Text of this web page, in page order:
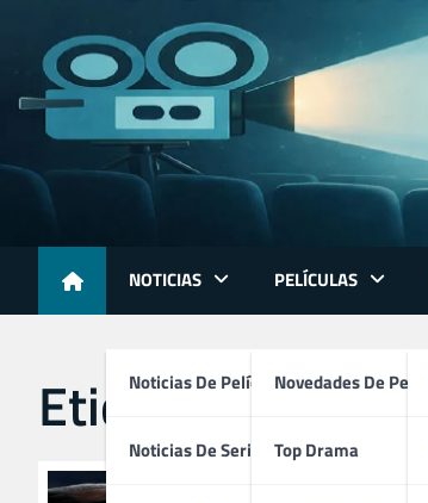
content
NOTICIAS
Noticias De Películas
Noticias De Series
PELÍCULAS
Novedades De
Top Drama
Etiqueta: critics